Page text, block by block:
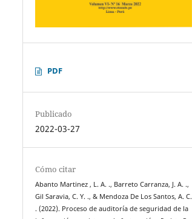
PDF
Publicado
2022-03-27
Cómo citar
Abanto Martinez , L. A. ., Barreto Carranza, J. A. .,
Gil Saravia, C. Y. ., & Mendoza De Los Santos, A. C.
. (2022). Proceso de auditoría de seguridad de la